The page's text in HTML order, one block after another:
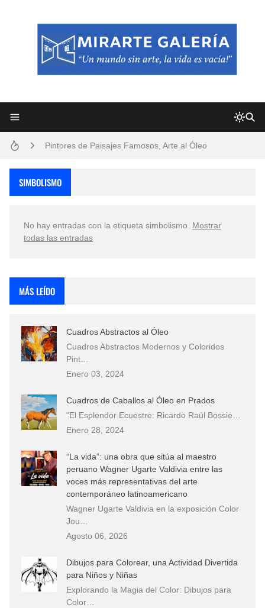
Pintores de Paisajes Famosos, Arte al Óleo
Que significan los cuadros de negras africanas?
El mundo del arte en pintura surrealista
SIMBOLISMO
No hay entradas con la etiqueta simbolismo
Mostrar
todas las entradas
MÁS LEÍDO
Cuadros Abstractos al Óleo
Cuadros Abstractos Modernos y Coloridos
Pint…
Enero 03, 2024
Cuadros de Caballos al Óleo en Prados
"El Esplendor Ecuestre: Ricardo Raúl Bossie…
Enero 28, 2024
“La vida”: una obra que sitúa al maestro
peruano Wagner Ugarte Valdivia entre las
voces más representativas del arte
contemporáneo latinoamericano
Wagner Ugarte Valdivia en la exposición Color
Jou…
Agosto 06, 2026
Dibujos para Colorear, una Actividad Divertida
para Niños y Niñas
Explorando la Magia del Color: Dibujos para
Color…